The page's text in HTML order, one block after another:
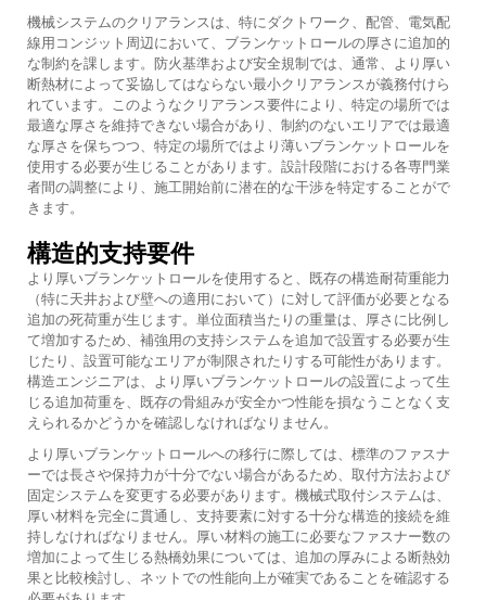
機械システムのクリアランスは、特にダクトワーク、配管、電気配
線用コンジット周辺において、ブランケットロールの厚さに追加的
な制約を課します。防火基準および安全規制では、通常、より厚い
断熱材によって妥協してはならない最小クリアランスが義務付けら
れています。このようなクリアランス要件により、特定の場所では
最適な厚さを維持できない場合があり、制約のないエリアでは最適
な厚さを保ちつつ、特定の場所ではより薄いブランケットロールを
使用する必要が生じることがあります。設計段階における各専門業
者間の調整により、施工開始前に潜在的な干渉を特定することがで
きます。
構造的支持要件
より厚いブランケットロールを使用すると、既存の構造耐荷重能力
（特に天井および壁への適用において）に対して評価が必要となる
追加の死荷重が生じます。単位面積当たりの重量は、厚さに比例し
て増加するため、補強用の支持システムを追加で設置する必要が生
じたり、設置可能なエリアが制限されたりする可能性があります。
構造エンジニアは、より厚いブランケットロールの設置によって生
じる追加荷重を、既存の骨組みが安全かつ性能を損なうことなく支
えられるかどうかを確認しなければなりません。
より厚いブランケットロールへの移行に際しては、標準のファスナ
ーでは長さや保持力が十分でない場合があるため、取付方法および
固定システムを変更する必要があります。機械式取付システムは、
厚い材料を完全に貫通し、支持要素に対する十分な構造的接続を維
持しなければなりません。厚い材料の施工に必要なファスナー数の
増加によって生じる熱橋効果については、追加の厚みによる断熱効
果と比較検討し、ネットでの性能向上が確実であることを確認する